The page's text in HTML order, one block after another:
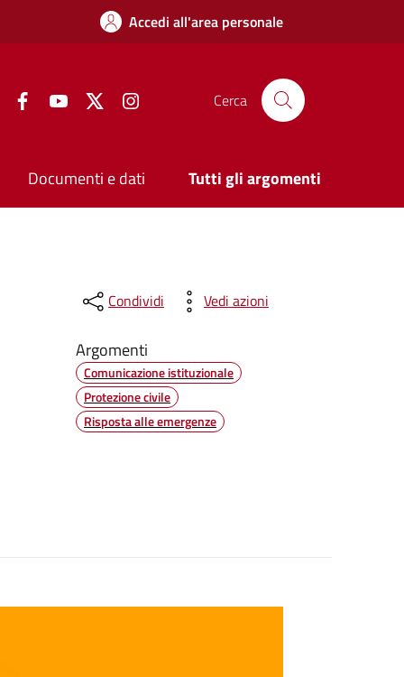
Accedi all'area personale
FacebookYouTube Twitter Cerca
Documenti e dati Tutti gli argomenti
Condividi Vedi azioni
Argomenti
Comunicazione istituzionale
Protezione civile
Risposta alle emergenze